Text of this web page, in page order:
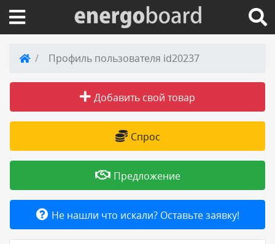
Вход на сайт
Поиск по сайту
Публикации
Справка
Товары и услуги
Профиль пользователя id20237
Добавить свой товар
Спрос
Предложение
Не нашли что искали? Оставьте заявку!